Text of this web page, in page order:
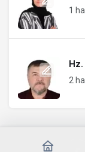
1
Hz.
2